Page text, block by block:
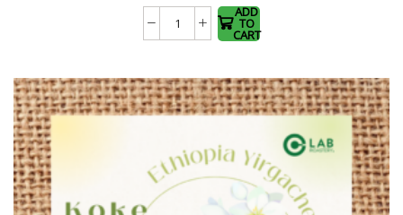
巴
馬
Mil
Cumbres
伎
水
ADD
TO
CART
The
options
chosen
on the
product